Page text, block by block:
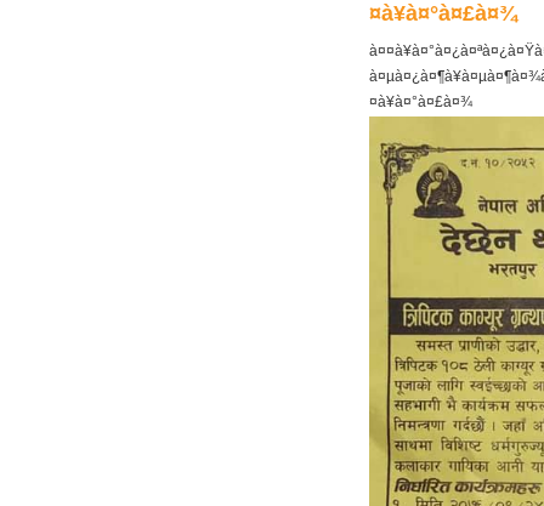
¤à¥à¤°à¤£à¤¾
¤à¥à¤°à¤£à¤¾